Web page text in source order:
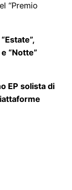
“Premio
“Notte”
EP solista di